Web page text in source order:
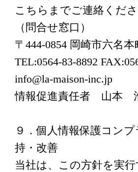
こちらまでご連絡くださ
（問合せ窓口）
〒444-0854 岡崎市六名本
TEL:0564-83-8892
info@la-maison-inc.jp
情報促進責任者 山本
９．個人情報保護コン
持・改善
当社は、この方針を実